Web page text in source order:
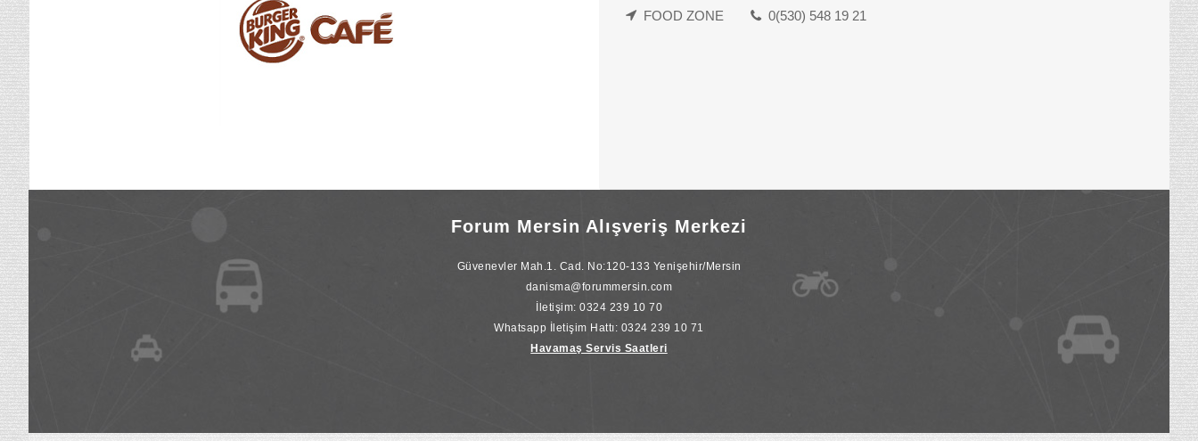
FOOD ZONE
0(530) 548 19 21
Forum Mersin Alışveriş Merkezi
Güvenevler Mah.1. Cad. No:120-133 Yenişehir/Mersin
danisma@forummersin.com
İletişim: 0324 239 10 70
Whatsapp İletişim Hattı: 0324 239 10 71
Havamaş Servis Saatleri